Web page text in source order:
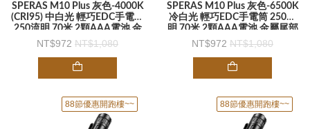
SPERAS M10 Plus 灰色-4000K
(CRI95) 中白光 輕巧EDC手電筒
250流明 70米 2顆AAA電池 金
屬尾部開關 口袋夾-手電筒
972 1,080
SPERAS M10 Plus 灰色-6500K
冷白光 輕巧EDC手電筒 250流
明 70米 2顆AAA電池 金屬尾部
開關 口袋夾-手電筒
972 1,080
88節優惠開跑樓~~ 88節優惠開跑樓~~